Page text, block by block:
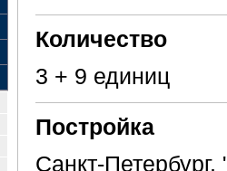
Количество
3 + 9 единиц
Постройка
Санкт-